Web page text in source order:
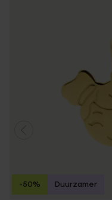
-50% Duurzamer